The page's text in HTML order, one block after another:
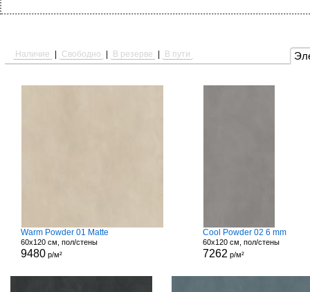
Наличие Свободно В резерве В пути
Warm Powder 01 Matte
60x120 см, пол/стены
9480 р/м²
Cool Powder 02 6 mm
60x120 см, пол/стены
7262 р/м²